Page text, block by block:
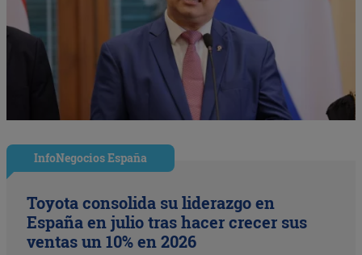
InfoNegocios España
Toyota consolida su liderazgo en
España en julio tras hacer crecer sus
ventas un 10% en 2026